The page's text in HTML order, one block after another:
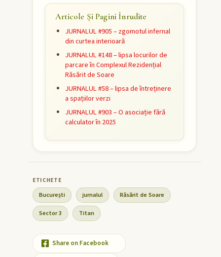
Articole Și Pagini Înrudite
JURNALUL #905 – zgomotul infernal
din curtea interioară
JURNALUL #148 – lipsa locurilor de
parcare în Complexul Rezidențial
Răsărit de Soare
JURNALUL #58 – lipsa de întreținere
a spațiilor verzi
JURNALUL #903 – O asociație fără
calculator în 2025
București jurnalul Răsărit de Soare
Sector 3 Titan
Share on Facebook